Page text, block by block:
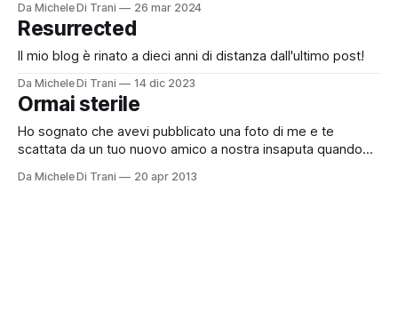
delle traduzioni, quella della CEI, consapevole che si tratta di
traduzioni e consapevole che ne esistano altre versioni e
altre traduzioni, seppure
Da Michele Di Trani 26 mar 2024
Resurrected
Il mio blog è rinato a dieci anni di distanza dall'ultimo post!
Da Michele Di Trani 14 dic 2023
Ormai sterile
Ho sognato che avevi pubblicato una foto di me e te
scattata da un tuo nuovo amico a nostra insaputa quando
o in una qualche capitale europea, seduti su una panchina di
Da Michele Di Trani 20 apr 2013